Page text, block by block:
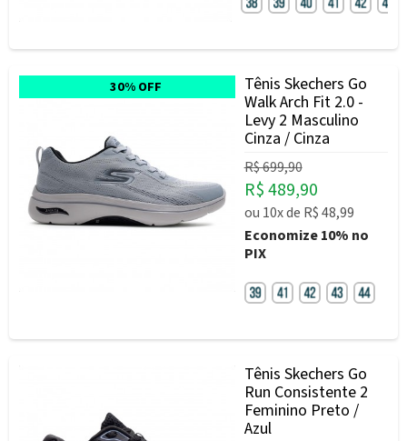
30% OFF
Tênis Skechers Go
Walk Arch Fit 2.0 -
Levy 2 Masculino
Cinza / Cinza
R$ 699,90
R$ 489,90
ou 10xde R$ 48,99
Economize10% no
PIX
Tênis Skechers Go
Run Consistente 2
Feminino Preto /
Azul